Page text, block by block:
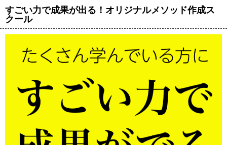
すごい力で成果が出る！オリジナルメソッド作成ス
クール